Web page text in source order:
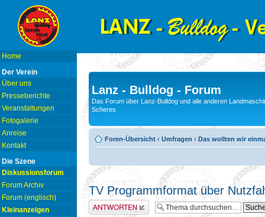
Home
Der Verein
Über uns
Presseberichte
Veranstaltungen
Fotogalerie
Anreise
Kontakt
Die Szene
Diskussionsforum
Forum Archiv
Forum (englisch)
Kleinanzeigen
Lanz - Bulldog - Forum
Das Forum über Lanz-Bulldog und alle anderen
Scheres
Foren-Übersicht ‹ Umfragen ‹ Das wollten wir
TV Programmformat über
Antwort erstellen